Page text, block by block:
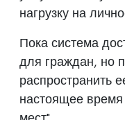
нагрузку на
Пока система
для граждан, но
распространить
настоящее